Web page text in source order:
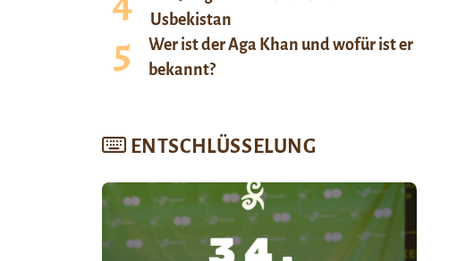
Usbekistan
Wer ist der Aga Khan und wofür ist er
bekannt?
ENTSCHLÜSSELUNG